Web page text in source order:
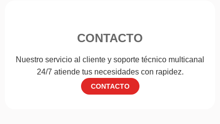
CONTACTO
Nuestro servicio al cliente y soporte técnico multicanal
24/7 atiende tus necesidades con rapidez.
CONTACTO